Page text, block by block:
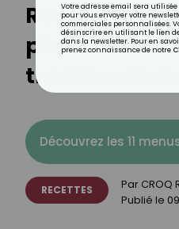
Recette de
plat
tradition
Découvrez les 11
RECETTES Par CROQ
Publié le
Votre adresse email sera
pour vous envoyer votre
commerciales personnalisées.
désinscrire en utilisant le lien
dans la newsletter. Pour en
prenez connaissance de notre